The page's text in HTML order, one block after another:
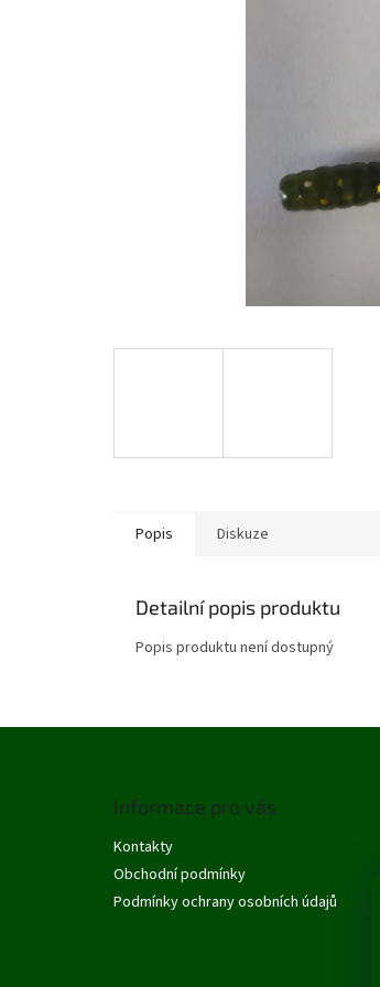
Popis Diskuze
Detailní popis produktu
Popis produktu není dostupný
Informace pro vás
Kontakty
Obchodní podmínky
Podmínky ochrany osobních údajů